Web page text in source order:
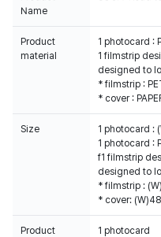
Name
Product
material
1 photocard :
1 filmstrip
designed to
* filmstrip :
* cover :
Size
1 photocard :
1 photocard :
f1 filmstrip
designed to
* filmstrip :
* cover:
Product
1 photocard